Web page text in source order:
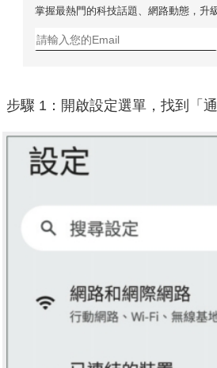
掌握最熱門的科技話題、網路動態，升
步驟 1：開啟設定選單，找到「通